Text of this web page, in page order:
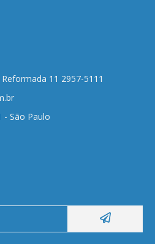
11 2957-5111
- São Paulo